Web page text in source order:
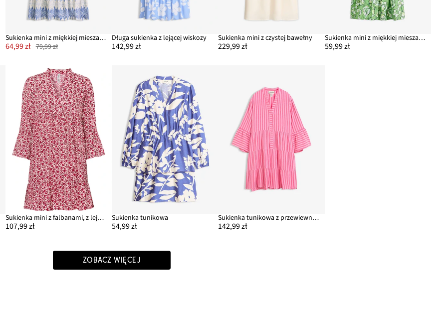
Sukienka mini z miękkiej mieszanki wiskozy
64,99 zł 79,99 zł
Długa sukienka z lejącej wiskozy
142,99 zł
Sukienka mini z czystej bawełny
229,99 zł
Sukienka mini z miękkiej mieszanki wiskozy
59,99 zł
Sukienka mini z falbanami, z lejącej wiskozy
107,99 zł
Sukienka tunikowa
54,99 zł
Sukienka tunikowa z przewiewnego muślinu
142,99 zł
ZOBACZ WIĘCEJ